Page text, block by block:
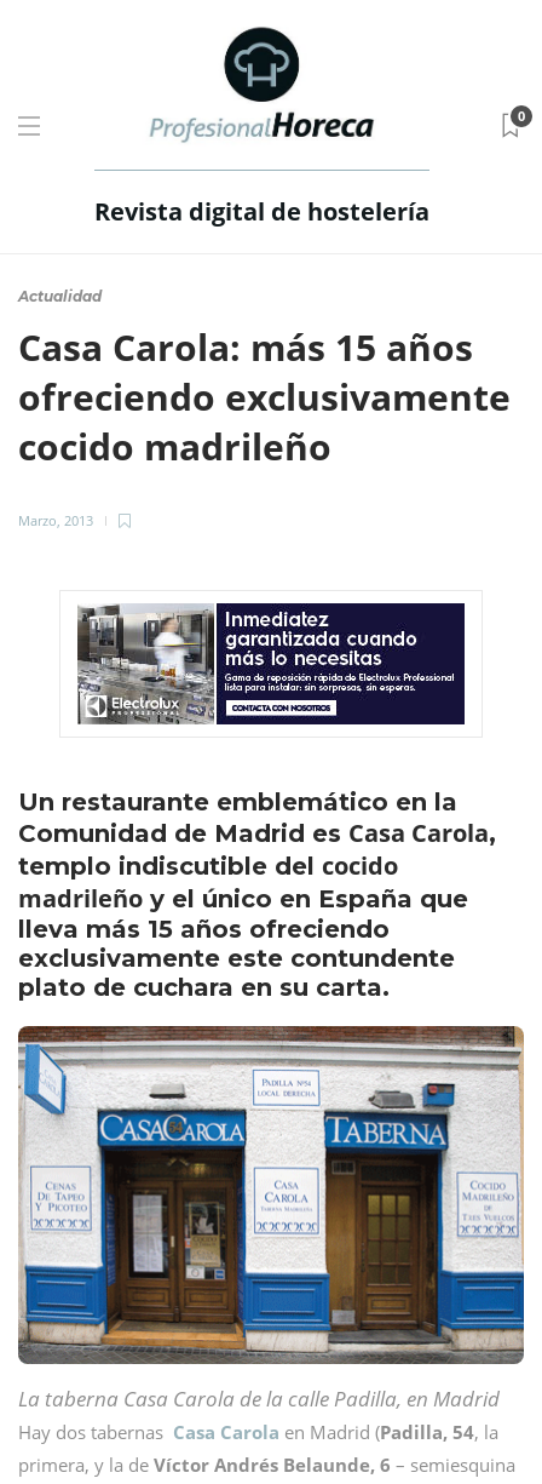
Revista digital de hostelería
0
Actualidad
Casa Carola: más 15 años
ofreciendo exclusivamente
cocido madrileño
Marzo, 2013
Un restaurante emblemático en la
Comunidad de Madrid es Casa Carola,
templo indiscutible del cocido
madrileño y el único en España que
lleva más 15 años ofreciendo
exclusivamente este contundente
plato de cuchara en su carta.
La taberna Casa Carola de la calle Padilla, en Madrid
Hay dos tabernas Casa Carola en Madrid (Padilla, 54, la
primera, y la de Víctor Andrés Belaunde, 6 – semiesquina